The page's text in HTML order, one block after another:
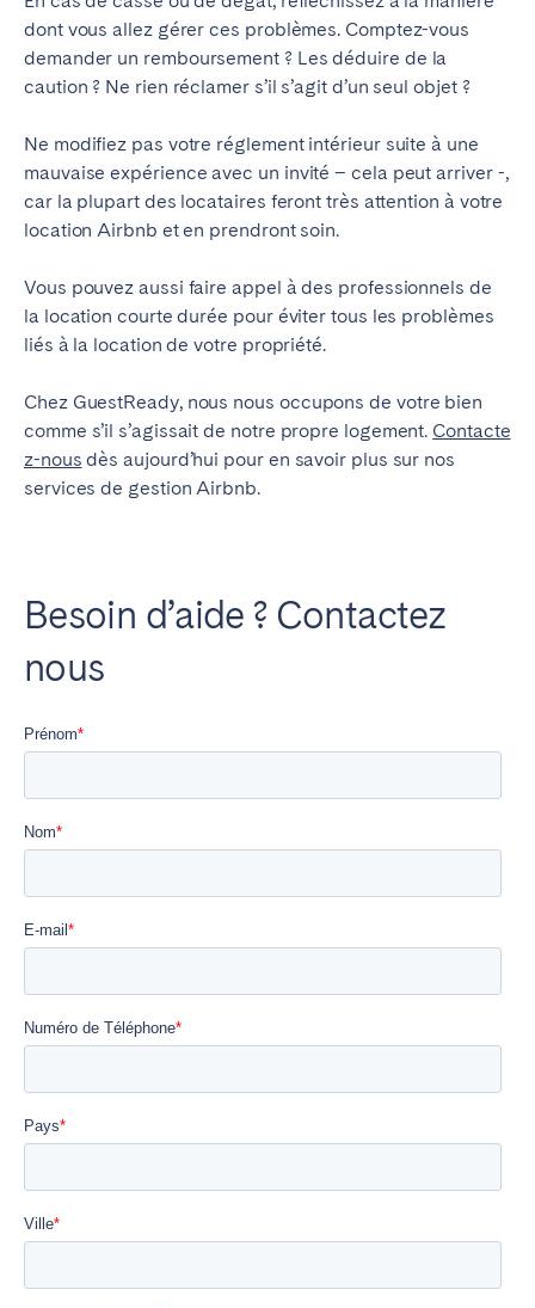
dont vous allez gérer ces problèmes. Comptez-vous
demander un remboursement ? Les déduire de la
caution ? Ne rien réclamer s’il s’agit d’un seul objet ?
Ne modifiez pas votre réglement intérieur suite à une
mauvaise expérience avec un invité – cela peut arriver -,
car la plupart des locataires feront très attention à votre
location Airbnb et en prendront soin.
Vous pouvez aussi faire appel à des professionnels de
la location courte durée pour éviter tous les problèmes
liés à la location de votre propriété.
Chez GuestReady, nous nous occupons de votre bien
comme s’il s’agissait de notre propre logement. Contacte
z-nous dès aujourd’hui pour en savoir plus sur nos
services de gestion Airbnb.
Besoin d’aide ? Contactez
nous